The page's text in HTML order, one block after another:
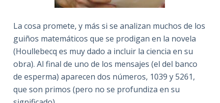
La cosa promete, y más si se analizan muchos de los
guiños matemáticos que se prodigan en la novela
(Houllebecq es muy dado a incluir la ciencia en su
obra). Al final de uno de los mensajes (el del banco
de esperma) aparecen dos números, 1039 y 5261,
que son primos (pero no se profundiza en su